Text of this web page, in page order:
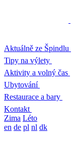
Aktuálně ze Špindlu
Tipy na výlety
Aktivity a volný čas
Ubytování
Restaurace a bary
Kontakt
Zima Léto
en de pl nl dk